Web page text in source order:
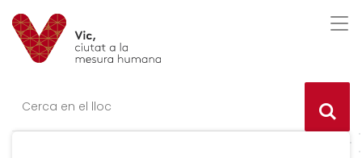
Saltar al contingut
Saltar a la navegació
Informació de contacte